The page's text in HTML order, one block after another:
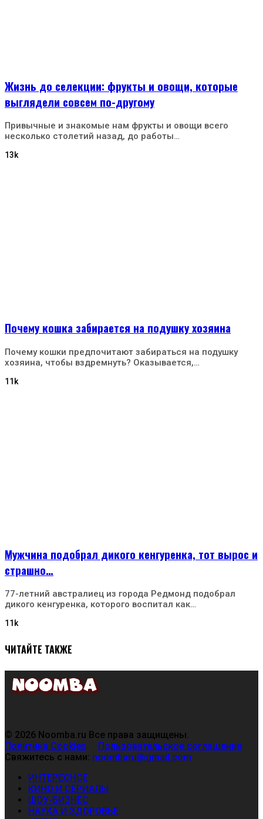
Жизнь до селекции: фрукты и овощи, которые
выглядели совсем по-другому
Привычные и знакомые нам фрукты и овощи всего
несколько столетий назад, до работы…
13k
Почему кошка забирается на подушку хозяина
Почему кошки предпочитают забираться на подушку
хозяина, чтобы вздремнуть? Оказывается,…
11k
Мужчина подобрал дикого кенгуренка, тот вырос и
страшно…
77-летний австралиец из города Редмонд подобрал
дикого кенгуренка, которого воспитал как…
11k
ЧИТАЙТЕ ТАКЖЕ
© 2026 Noomba.ru Все права защищены.
Политика Cookies
Пользовательское соглашение
Свяжитесь с нами: noombaru@gmail.com
ИНТЕРЕСНОЕ
КИНО И СЕРИАЛЫ
ШОУ-БИЗНЕС
НАУКА И ЗДОРОВЬЕ